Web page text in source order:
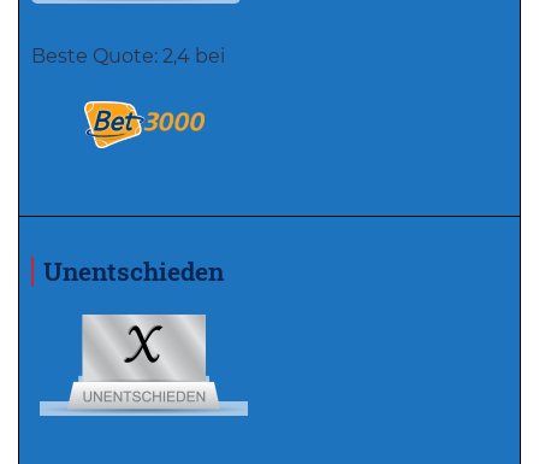
Beste Quote: 2,4 bei
Unentschieden